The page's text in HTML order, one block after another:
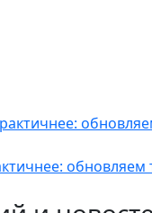
обновляем